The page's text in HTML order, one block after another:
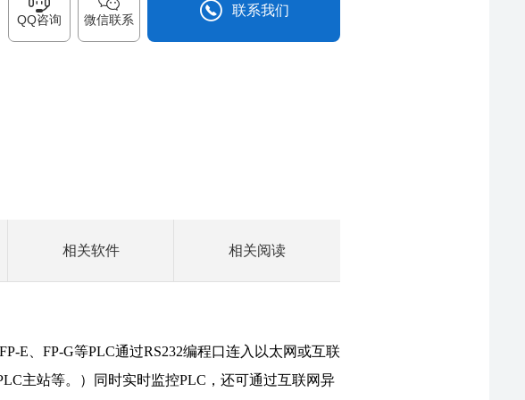
QQ咨询 微信联系
联系我们
相关软件 相关阅读
E、FP-G等PLC通过RS232编程口连入以太网或互联
主站等。）同时实时监控PLC，还可通过互联网异